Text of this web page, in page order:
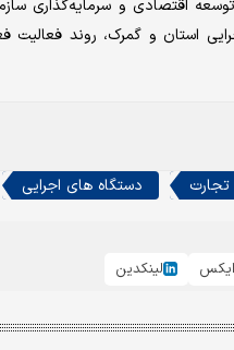
اقتصادی و سرمایه‌گذاری
استان و گمرک، روند
تجارت دستگاه های اجرایی
ایکس لینکدین